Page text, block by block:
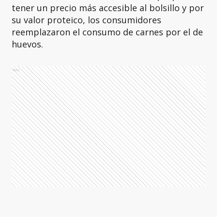
tener un precio más accesible al bolsillo y por
su valor proteico, los consumidores
reemplazaron el consumo de carnes por el de
huevos.
Ads